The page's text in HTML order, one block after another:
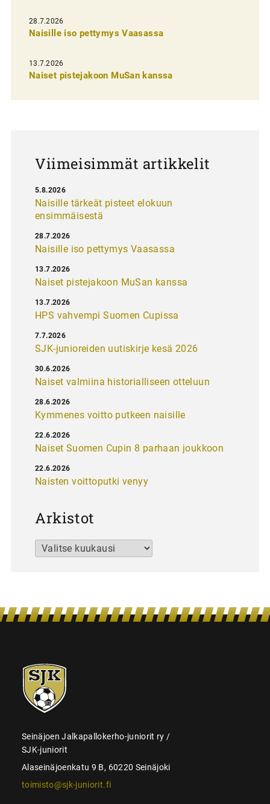
e
n
e
28.7.2026
Naisille iso pettymys Vaasassa
13.7.2026
Naiset pistejakoon MuSan kanssa
Viimeisimmät artikkelit
Naisille tärkeät pisteet elokuun
ensimmäisestä
5.8.2026
Naisille iso pettymys Vaasassa
28.7.2026
Naiset pistejakoon MuSan kanssa
13.7.2026
HPS vahvempi Suomen Cupissa
13.7.2026
SJK-junioreiden uutiskirje kesä 2026
7.7.2026
Naiset valmiina historialliseen otteluun
30.6.2026
Kymmenes voitto putkeen naisille
28.6.2026
Naiset Suomen Cupin 8 parhaan joukkoon
22.6.2026
Naisten voittoputki venyy
22.6.2026
Arkistot
Arkistot
SJK-
juniorit
Seinäjoen Jalkapallokerho-juniorit ry /
SJK-juniorit
Alaseinäjoenkatu 9 B, 60220 Seinäjoki
toimisto@sjk-juniorit.fi